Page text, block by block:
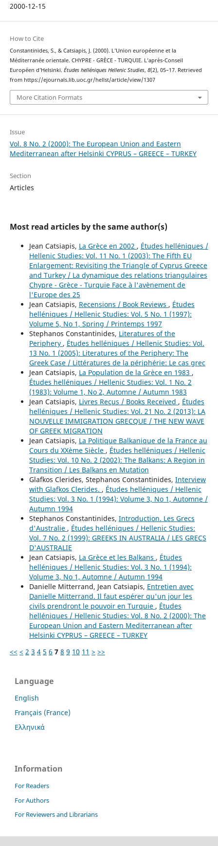
2000-12-15
How to Cite
Constantinides, S., & Catsiapis, J. (2000). L’Union européenne et la
Méditerranée orientale. CHYPRE - GRÈCE - TURQUIE. L’après-Conseil
Européen d’Helsinki. Études helléniques Hellenic Studies, 8(2), 05–17. Retrieved
from https://ejournals.lib.uoc.gr/hellst/article/view/1307
More Citation Formats
Issue
Vol. 8 No. 2 (2000): The European Union and Eastern
Mediterranean after Helsinki CYPRUS – GREECE – TURKEY
Section
Articles
Most read articles by the same author(s)
Jean Catsiapis, La Grèce en 2002 , Études helléniques /
Hellenic Studies: Vol. 11 No. 1 (2003): The Fifth EU
Enlargement: Revisiting the Triangle of Cyprus Greece
and Turkey / La dynamique des relations triangulaires
Chypre - Grèce - Turquie Face à l'avènement de
l'Europe des 25
Jean Catsiapis, Recensions / Book Reviews , Études
helléniques / Hellenic Studies: Vol. 5 No. 1 (1997):
Volume 5, No 1, Spring / Printemps 1997
Stephanos Constantinides, Literatures of the
Periphery , Études helléniques / Hellenic Studies: Vol.
13 No. 1 (2005): Literatures of the Periphery: The
Greek Case / Littératures de la périphérie: Le cas grec
Jean Catsiapis, La Population de la Grèce en 1983 ,
Études helléniques / Hellenic Studies: Vol. 1 No. 2
(1983): Volume 1, No 2, Automne / Autumn 1983
Jean Catsiapis, Livres Reçus / Books Received , Études
helléniques / Hellenic Studies: Vol. 21 No. 2 (2013): LA
NOUVELLE IMMIGRATION GRECQUE / THE NEW WAVE
OF GREEK MIGRATION
Jean Catsiapis, La Politique Balkanique de la France au
Cours du XXème Siècle , Études helléniques / Hellenic
Studies: Vol. 10 No. 2 (2002): The Balkans: A Region in
Transition / Les Balkans en Mutation
Glafkos Clerides, Stephanos Constantinides, Interview
with Glafkos Clerides. , Études helléniques / Hellenic
Studies: Vol. 3 No. 1 (1994): Volume 3, No 1, Automne /
Autumn 1994
Stephanos Constantinides, Introduction. Les Grecs
d'Australie , Études helléniques / Hellenic Studies:
Vol. 7 No. 2 (1999): GREEKS IN AUSTRALIA / LES GRECS
D'AUSTRALIE
Jean Catsiapis, La Grèce et les Balkans , Études
helléniques / Hellenic Studies: Vol. 3 No. 1 (1994):
Volume 3, No 1, Automne / Autumn 1994
Danielle Mitterrand, Jean Catsiapis, Entretien avec
Danielle Mitterrand. Il faut espérer qu'un jour les
civils prendront le pouvoir en Turquie , Études
helléniques / Hellenic Studies: Vol. 8 No. 2 (2000): The
European Union and Eastern Mediterranean after
Helsinki CYPRUS – GREECE – TURKEY
<< < 2 3 4 5 6 7 8 9 10 11 > >>
Language
English
Français (France)
Ελληνικά
Information
For Readers
For Authors
For Reviewers and Librarians